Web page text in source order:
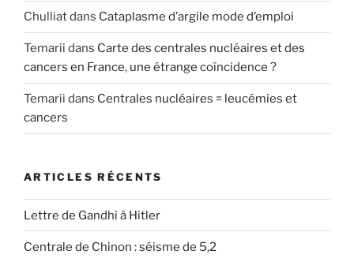
Chulliatdans Cataplasme d’argile mode d’emploi
Temarii dans Carte des centrales nucléaires et des
cancers en France, une étrange coïncidence ?
Temarii dans Centrales nucléaires = leucémies et
cancers
ARTICLES RÉCENTS
Lettre de Gandhi à Hitler
Centrale de Chinon : séisme de 5,2